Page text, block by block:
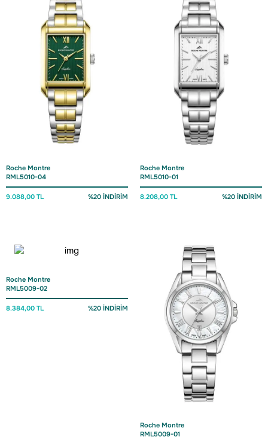
Roche Montre
RML5010-04
9.088,00 TL %20 İNDİRİM
Roche Montre
RML5010-01
8.208,00 TL %20 İNDİRİM
Roche Montre
RML5009-02
8.384,00 TL %20 İNDİRİM
Roche Montre
RML5009-01